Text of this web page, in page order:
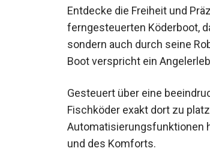
Entdecke die Freiheit und
ferngesteuerten Köderboot,
sondern auch durch seine
dieses Boot verspricht ein
Gesteuert über eine
Fischköder exakt dort zu
Automatisierungsfunktionen
Effizienz und des Komforts.